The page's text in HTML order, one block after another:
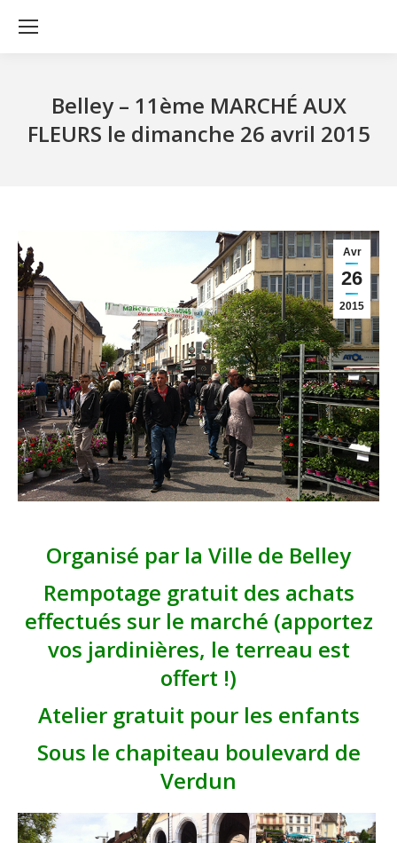
Belley – 11ème MARCHÉ AUX
FLEURS le dimanche 26 avril 2015
Avr
26
2015
Organisé par la Ville de Belley
Rempotage gratuit des achats
effectués sur le marché (apportez
vos jardinières, le terreau est
offert !)
Atelier gratuit pour les enfants
Sous le chapiteau boulevard de
Verdun